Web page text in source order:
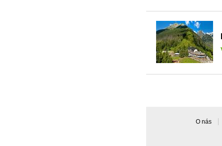
O nás